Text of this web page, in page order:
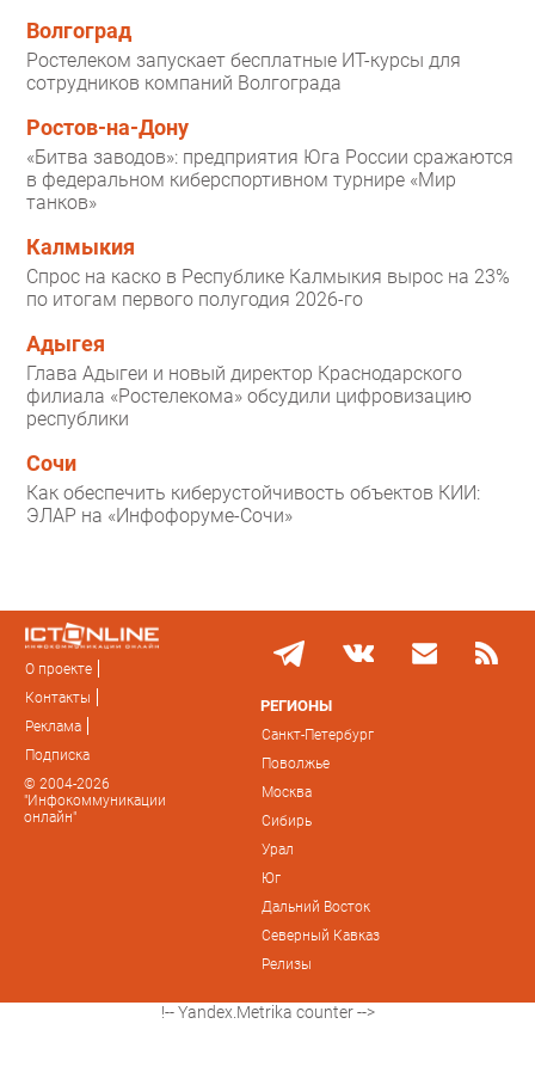
Волгоград
Ростелеком запускает бесплатные ИТ-курсы для
сотрудников компаний Волгограда
Ростов-на-Дону
«Битва заводов»: предприятия Юга России сражаются
в федеральном киберспортивном турнире «Мир
танков»
Калмыкия
Спрос на каско в Республике Калмыкия вырос на 23%
по итогам первого полугодия 2026-го
Адыгея
Глава Адыгеи и новый директор Краснодарского
филиала «Ростелекома» обсудили цифровизацию
республики
Сочи
Как обеспечить киберустойчивость объектов КИИ:
ЭЛАР на «Инфофоруме-Сочи»
О проекте
Контакты
Реклама
Подписка
© 2004-2026
"Инфокоммуникации
онлайн"
РЕГИОНЫ
Санкт-Петербург
Поволжье
Москва
Сибирь
Урал
Юг
Дальний Восток
Северный Кавказ
Релизы
!-- Yandex.Metrika counter -->